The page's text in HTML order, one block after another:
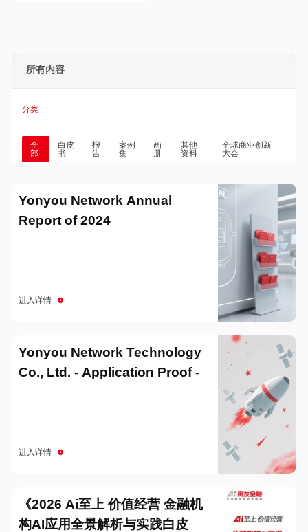
所有内容
分类
全
部
白皮
书
报
告
案例
集
画
册
其他
资料
全球商业创新
大会
Yonyou Network Annual
Report of 2024
进入详情
Yonyou Network Technology
Co., Ltd. - Application Proof -
进入详情
《2026 Ai至上 价值经营 金融机
构AI应用全景解析与实践白皮